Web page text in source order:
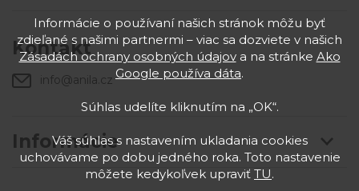
Informácie
Kontakt
info@anila.cz
Informácie o používaní našich stránok môžu byť
zdieľané s našimi partnermi – viac sa dozviete v našich
Zásadách ochrany osobných údajova na stránke Ako
Google používa dáta.
Súhlas udelíte kliknutím na „OK“.
Váš súhlas s nastavením ukladania cookies
uchovávame po dobu jedného roka. Toto nastavenie
môžete kedykoľvek upraviť TU.